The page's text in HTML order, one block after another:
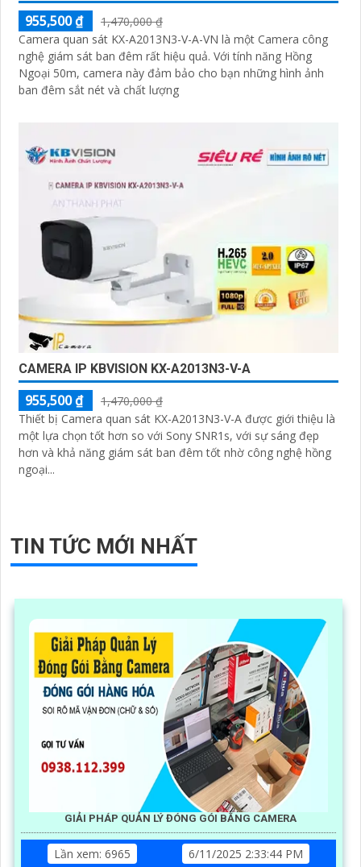
955,500 ₫
1,470,000 ₫
Camera quan sát KX-A2013N3-V-A-VN là một Camera công
nghệ giám sát ban đêm rất hiệu quả. Với tính năng Hồng
Ngoại 50m, camera này đảm bảo cho bạn những hình ảnh
ban đêm sắt nét và chất lượng
CAMERA IP KBVISION KX-A2013N3-V-A
955,500 ₫
1,470,000 ₫
Thiết bị Camera quan sát KX-A2013N3-V-A được giới thiệu là
một lựa chọn tốt hơn so với Sony SNR1s, với sự sáng đẹp
hơn và khả năng giám sát ban đêm tốt nhờ công nghệ hồng
ngoại...
TIN TỨC MỚI NHẤT
GIẢI PHÁP QUẢN LÝ ĐÓNG GÓI BẰNG CAMERA
Lần xem: 6965
6/11/2025 2:33:44 PM